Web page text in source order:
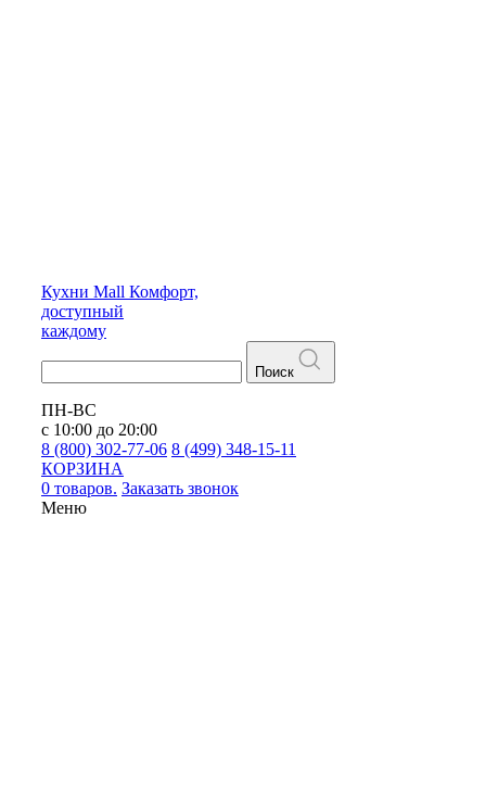
Кухни Mall Комфорт,
доступный
каждому
Поиск
ПН-ВС
с 10:00 до 20:00
8 (800) 302-77-06 8 (499) 348-15-11
КОРЗИНА
0 товаров. Заказать звонок
Меню